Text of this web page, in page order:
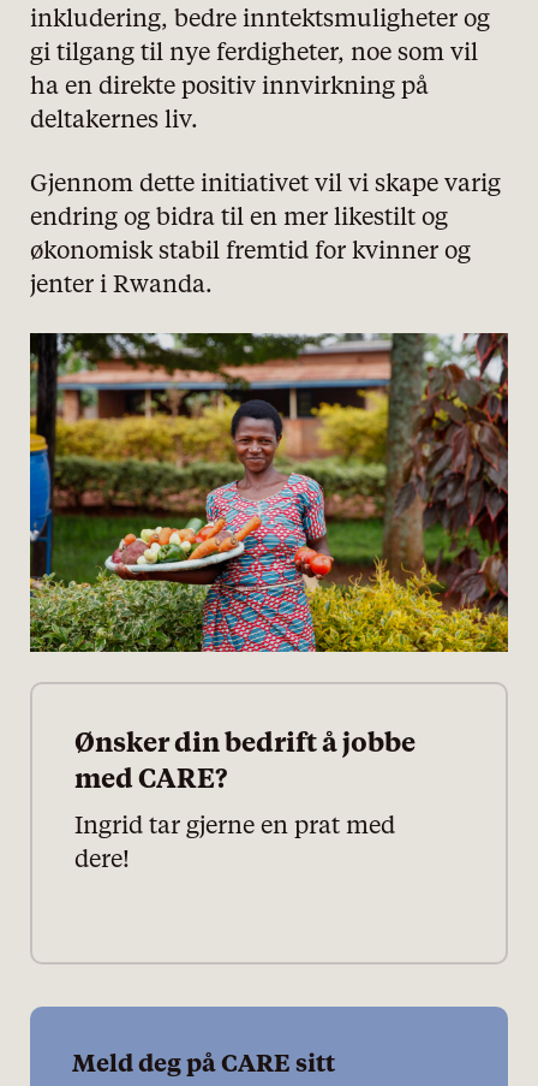
personvernserklæring/cookie policy
Statistiske
inkludering, bedre inntektsmuligheter og
gi tilgang til nye ferdigheter, noe som vil
ha en direkte positiv innvirkning på
deltakernes liv.
Gjennom dette initiativet vil vi skape varig
endring og bidra til en mer likestilt og
økonomisk stabil fremtid for kvinner og
jenter i Rwanda.
Ønsker din bedrift å jobbe
med CARE?
Ingrid tar gjerne en prat med
dere!
Meld deg på CARE sitt